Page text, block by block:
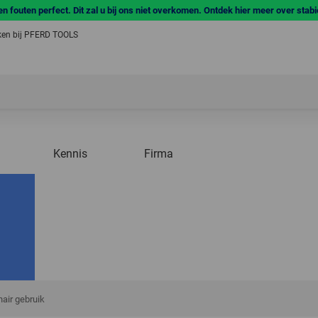
fouten perfect. Dit zal u bij ons niet overkomen. Ontdek hier meer over
bij PFERD TOOLS
Kennis Firma
gebruik